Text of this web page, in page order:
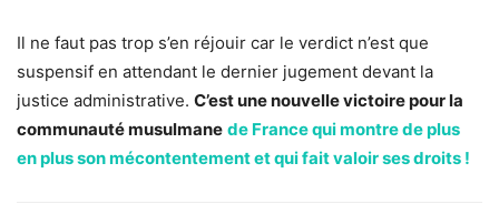
Il ne faut pas trop s’en réjouir car le verdict n’est que
suspensif en attendant le dernier jugement devant la
justice administrative. C’est une nouvelle victoire pour la
communauté musulmane de France qui montre de plus
en plus son mécontentement et qui fait valoir ses droits !